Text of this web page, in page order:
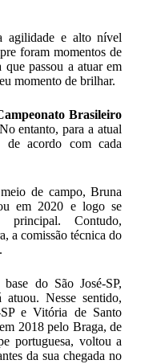
agilidade e alto nível
foram momentos de
que passou a atuar em
momento de brilhar.
Brasileiro
entanto, para a atual
de acordo com cada
de campo, Bruna
em 2020 e logo se
Contudo,
a comissão técnica do
do São José-SP,
Nesse sentido,
e Vitória de Santo
2018 pelo Braga, de
portuguesa, voltou a
da sua chegada no